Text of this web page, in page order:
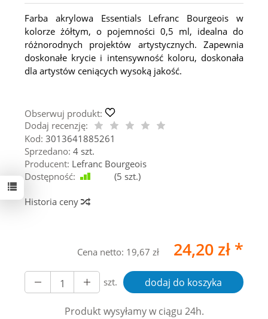
Farba akrylowa Essentials Lefranc Bourgeois w
kolorze żółtym, o pojemności 0,5 ml, idealna do
różnorodnych projektów artystycznych. Zapewnia
doskonałe krycie i intensywność koloru, doskonała
dla artystów ceniących wysoką jakość.
Obserwuj produkt:
Dodaj recenzję:
Kod: 3013641885261
Sprzedano: 4 szt.
Producent: Lefranc Bourgeois
Dostępność:
(5 szt.)
Historia ceny
Cena netto: 19,67 zł 24,20 zł *
szt. dodaj do koszyka
Produkt wysyłamy w ciągu 24h.